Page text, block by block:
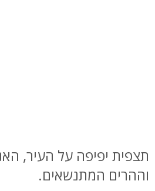
תצפית יפיפה על העיר,
וההרים המתנשאים.